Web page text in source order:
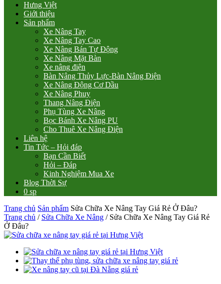
Hưng Việt
Giới thiệu
Sản phẩm
Xe Nâng Tay
Xe Nâng Tay Cao
Xe Nâng Bán Tự Động
Xe Nâng Mặt Bàn
Xe nâng điện
Bàn Nâng Thủy Lực-Bàn Nâng Điện
Xe Nâng Động Cơ Dầu
Xe Nâng Phuy
Thang Nâng Điện
Phụ Tùng Xe Nâng
Bọc Bánh Xe Nâng PU
Cho Thuê Xe Nâng Điện
Liên hệ
Tin Tức – Hỏi đáp
Bạn Cần Biết
Hỏi – Đáp
Kinh Nghiệm Mua Xe
Blog Thời Sự
0 sp
Trang chủ Sản phẩm Sửa Chữa Xe Nâng Tay Giá Rẻ Ở Đâu?
Trang chủ / Sửa Chữa Xe Nâng / Sửa Chữa Xe Nâng Tay Giá Rẻ
Ở Đâu?